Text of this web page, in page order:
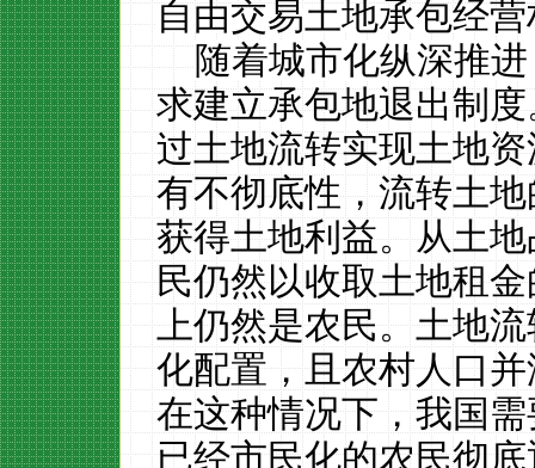
自由交易土地承包经
随着城市化纵深推
求建立承包地退出制
过土地流转实现土地
有不彻底性，流转土
获得土地利益。从土
民仍然以收取土地租
上仍然是农民。土地
化配置，且农村人口
在这种情况下，我国
已经市民化的农民彻